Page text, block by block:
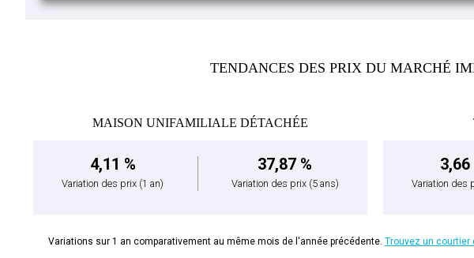
TENDANCES DES PRIX DU MARCHÉ
MAISON UNIFAMILIALE DÉTACHÉE
4,11 %
Variation des prix (1 an)
37,87 %
Variation des prix (5 ans)
3,66
Variation des
Variations sur 1 an comparativement au même mois de l'année précédente. Trouvez un courtier